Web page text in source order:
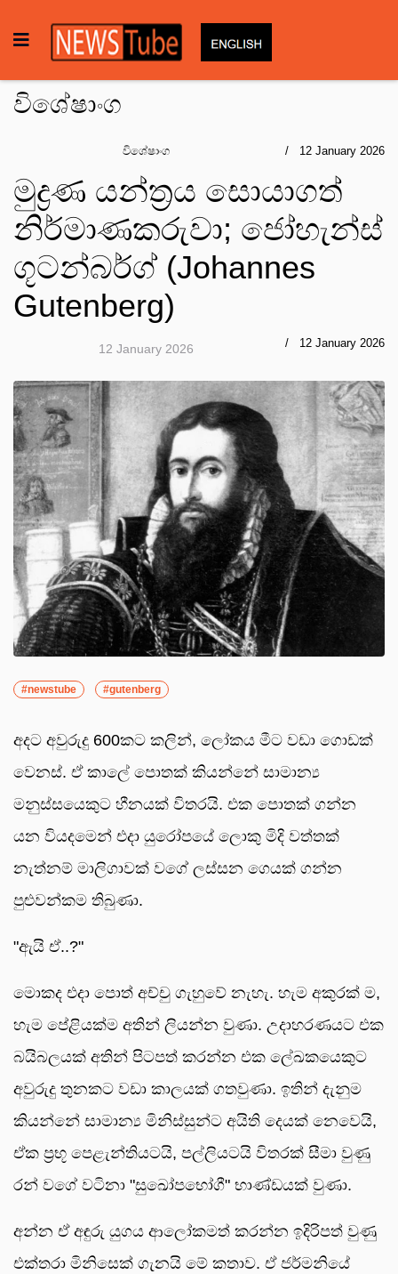
විශේෂාංග
විශේෂාංග 12 January 2026
මුද්‍රණ යන්ත්‍රය සොයාගත්
නිර්මාණකරුවා; ජෝහැන්ස්
ගූටන්බර්ග් (Johannes
Gutenberg)
12 January 2026 12 January 2026
#newstube #gutenberg
අදට අවුරුදු 600කට කලින්, ලෝකය මීට වඩා ගොඩක්
වෙනස්. ඒ කාලේ පොතක් කියන්නේ සාමාන්‍ය
මනුස්සයෙකුට හීනයක් විතරයි. එක පොතක් ගන්න
යන වියදමෙන් එදා යුරෝපයේ ලොකු මිදි වත්තක්
නැත්නම් මාලිගාවක් වගේ ලස්සන ගෙයක් ගන්න
පුළුවන්කම තිබුණා.
"ඇයි ඒ..?"
මොකද එදා පොත් අච්චු ගැහුවේ නැහැ. හැම අකුරක් ම,
හැම පේළියක්ම අතින් ලියන්න වුණා. උදාහරණයට එක
බයිබලයක් අතින් පිටපත් කරන්න එක ලේඛකයෙකුට
අවුරුදු තුනකට වඩා කාලයක් ගතවුණා. ඉතින් දැනුම
කියන්නේ සාමාන්‍ය මිනිස්සුන්ට අයිති දෙයක් නෙවෙයි,
ඒක ප්‍රභූ පෙළැන්තියටයි, පල්ලියටයි විතරක් සීමා වුණු
රන් වගේ වටිනා "සුඛෝපභෝගී" භාණ්ඩයක් වුණා.
අන්න ඒ අඳුරු යුගය ආලෝකමත් කරන්න ඉදිරිපත් වුණු
එක්තරා මිනිසෙක් ගැනයි මේ කතාව. ඒ ජර්මනියේ